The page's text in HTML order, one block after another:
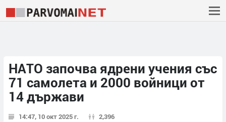
НАТО започва ядрени учения със
71 самолета и 2000 войници от
14 държави
14:47, 10 окт 2025 г. 2,396